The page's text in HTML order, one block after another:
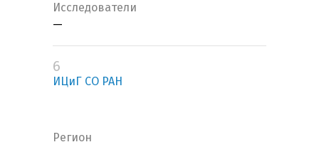
Исследователи
—
6
ИЦиГ СО РАН
Регион